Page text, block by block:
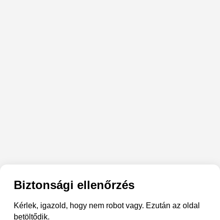
Biztonsági ellenőrzés
Kérlek, igazold, hogy nem robot vagy. Ezután az oldal
betöltődik.